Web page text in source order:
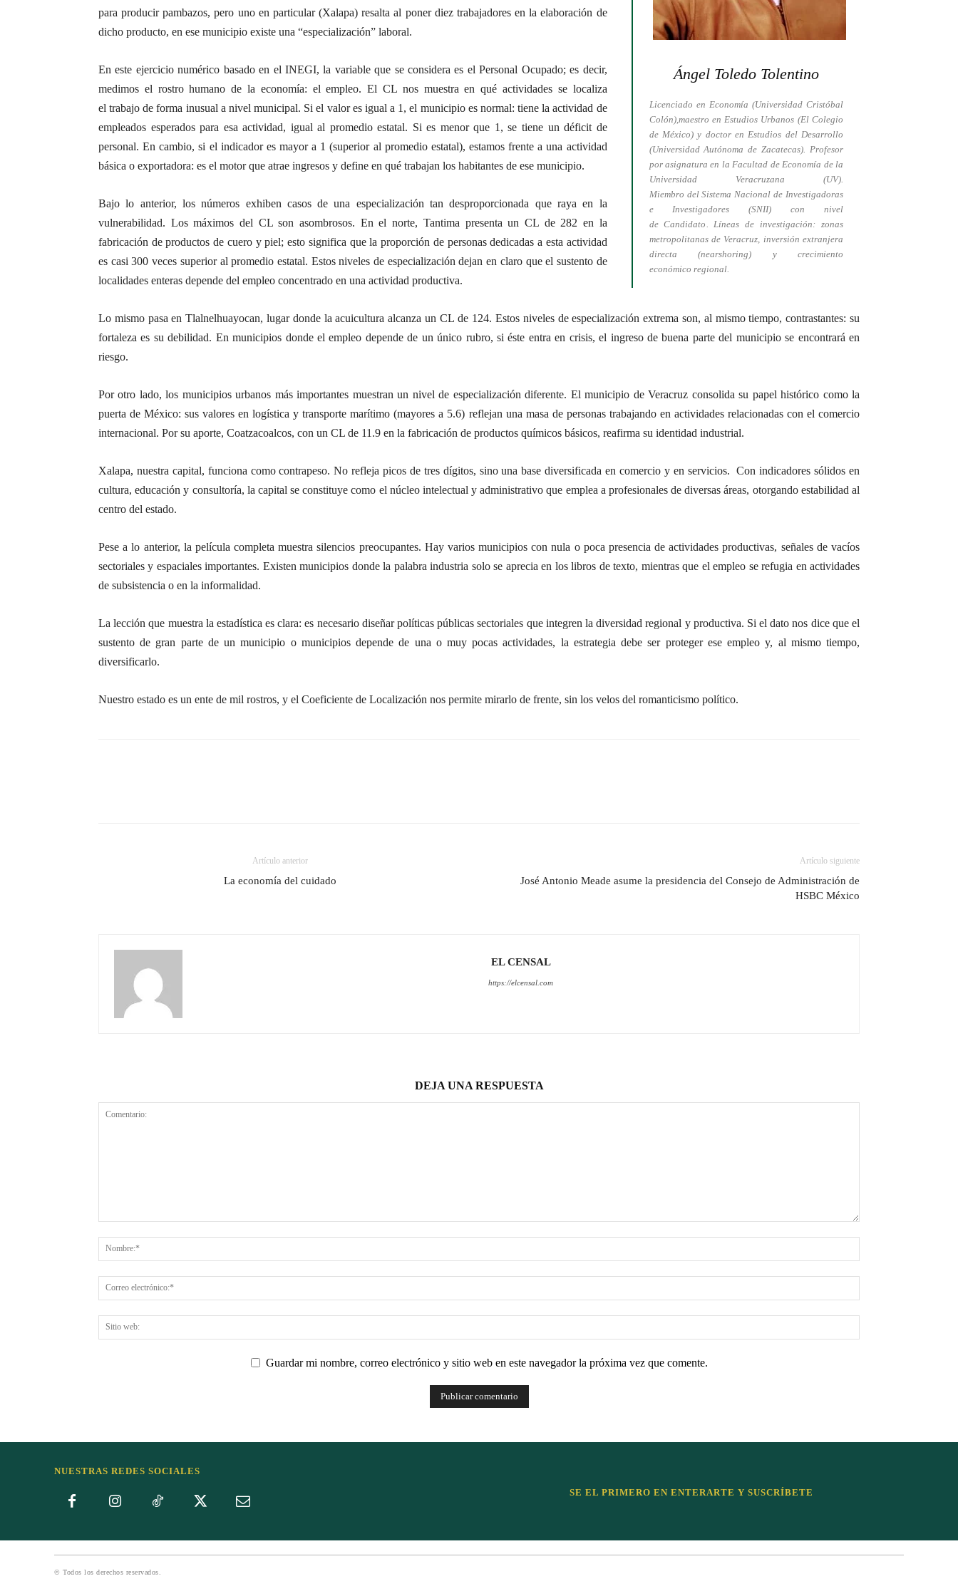
ÁngelToledo Tolentino
Licenciado en Economía (Universidad Cristóbal
Colón), maestro en Estudios Urbanos (El Colegio
de México)y doctor en Estudios del Desarrollo
(UniversidadAutónoma de Zacatecas)
Profesor
por asignatura en la Facultad de Economía de la
Universidad Veracruzana (UV)
Miembro delSistema Nacional de Investigadoras
e Investigadores (SNII) con nivel
deCandidato Líneas de investigación: zonas
metropolitanasde Veracruz , inversión extranjera
directa (nearshoring) ycrecimiento
económico regional.
para producir pambazos, pero uno en particular (Xalapa) resalta al poner diez trabajadores en la elaboración de
dicho producto, en ese municipio existe una “especialización” laboral.
En este ejercicio numérico basado en el INEGI, la variable que se considera es el Personal Ocupado; es decir,
medimos el rostro humano de la economía: el empleo. El CL nos muestra en qué actividades se localiza
el trabajo de forma inusual a nivel municipal. Si el valor es igual a 1, el municipio es normal: tiene la actividad de
empleados esperados para esa actividad, igual al promedio estatal. Si es menor que 1, se tiene un déficit de
personal. En cambio, si el indicador es mayor a 1 (superior al promedio estatal), estamos frente a una actividad
básica o exportadora: es el motor que atrae ingresos y define en qué trabajan los habitantes de ese municipio.
Bajo lo anterior, los números exhiben casos de una especialización tan desproporcionada que raya en la
vulnerabilidad. Los máximos del CL son asombrosos. En el norte, Tantima presenta un CL de 282 en la
fabricación de productos de cuero y piel; esto significa que la proporción de personas dedicadas a esta actividad
es casi 300 veces superior al promedio estatal. Estos niveles de especialización dejan en claro que el sustento de
localidades enteras depende del empleo concentrado en una actividad productiva.
Lo mismo pasa en Tlalnelhuayocan, lugar donde la acuicultura alcanza un CL de 124. Estos niveles de especialización extrema son, al mismo tiempo, contrastantes: su
fortaleza es su debilidad. En municipios donde el empleo depende de un único rubro, si éste entra en crisis, el ingreso de buena parte del municipio se encontrará en
riesgo.
Por otro lado, los municipios urbanos más importantes muestran un nivel de especialización diferente. El municipio de Veracruz consolida su papel histórico como la
puerta de México: sus valores en logística y transporte marítimo (mayores a 5.6) reflejan una masa de personas trabajando en actividades relacionadas con el comercio
internacional. Por su aporte, Coatzacoalcos, con un CL de 11.9 en la fabricación de productos químicos básicos, reafirma su identidad industrial.
Xalapa, nuestra capital, funciona como contrapeso. No refleja picos de tres dígitos, sino una base diversificada en comercio y en servicios. Con indicadores sólidos en
cultura, educación y consultoría, la capital se constituye como el núcleo intelectual y administrativo que emplea a profesionales de diversas áreas, otorgando estabilidad al
centro del estado.
Pese a lo anterior, la película completa muestra silencios preocupantes. Hay varios municipios con nula o poca presencia de actividades productivas, señales de vacíos
sectoriales y espaciales importantes. Existen municipios donde la palabra industria solo se aprecia en los libros de texto, mientras que el empleo se refugia en actividades
de subsistencia o en la informalidad.
La lección que muestra la estadística es clara: es necesario diseñar políticas públicas sectoriales que integren la diversidad regional y productiva. Si el dato nos dice que el
sustento de gran parte de un municipio o municipios depende de una o muy pocas actividades, la estrategia debe ser proteger ese empleo y, al mismo tiempo,
diversificarlo.
Nuestro estado es un ente de mil rostros, y el Coeficiente de Localización nos permite mirarlo de frente, sin los velos del romanticismo político.
Artículo anterior
La economía del cuidado
Artículo siguiente
José Antonio Meade asume la presidencia del Consejo de Administración de
HSBC México
EL CENSAL
https://elcensal.com
DEJA UNA RESPUESTA
Guardar mi nombre, correo electrónico y sitio web en este navegador la próxima vez que comente.
NUESTRAS REDES SOCIALES
SE EL PRIMERO EN ENTERARTE Y SUSCRÍBETE
© Todos los derechos reservados.